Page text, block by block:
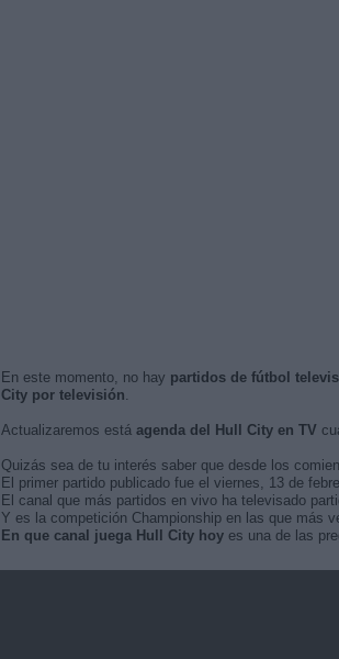
En este momento, no hay partidos de fútbol
City por televisión.
Actualizaremos está agenda del Hull City en TV
Quizás sea de tu interés saber que desde los
El primer partido publicado fue el viernes, 13 de
El canal que más partidos en vivo ha televisado
Y es la competición Championship en las que más
En que canal juega Hull City hoyes una de las